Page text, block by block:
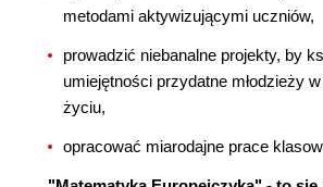
metodami aktywizującymi uczniów,
prowadzić niebanalne projekty, by
umiejętności przydatne młodzieży
życiu,
opracować miarodajne prace